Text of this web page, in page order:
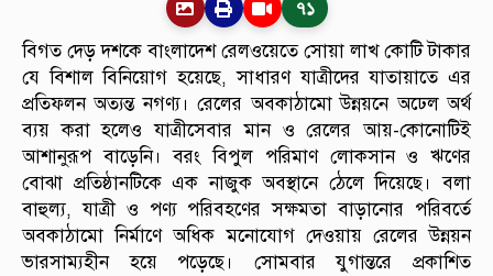
৭১
বিগত দেড় দশকে বাংলাদেশ রেলওয়েতে সোয়া লাখ কোটি টাকার
যে বিশাল বিনিয়োগ হয়েছে, সাধারণ যাত্রীদের যাতায়াতে এর
প্রতিফলন অত্যন্ত নগণ্য। রেলের অবকাঠামো উন্নয়নে অঢেল অর্থ
ব্যয় করা হলেও যাত্রীসেবার মান ও রেলের আয়-কোনোটিই
আশানুরূপ বাড়েনি। বরং বিপুল পরিমাণ লোকসান ও ঋণের
বোঝা প্রতিষ্ঠানটিকে এক নাজুক অবস্থানে ঠেলে দিয়েছে। বলা
বাহুল্য, যাত্রী ও পণ্য পরিবহণের সক্ষমতা বাড়ানোর পরিবর্তে
অবকাঠামো নির্মাণে অধিক মনোযোগ দেওয়ায় রেলের উন্নয়ন
ভারসাম্যহীন হয়ে পড়েছে। সোমবার যুগান্তরে প্রকাশিত